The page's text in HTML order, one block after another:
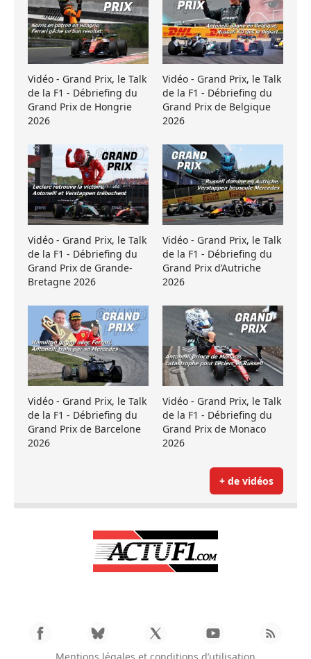
Vidéo - Grand Prix, le Talk
de la F1 - Débriefing du
Grand Prix de Hongrie
2026
Vidéo - Grand Prix, le Talk
de la F1 - Débriefing du
Grand Prix de Belgique
2026
Vidéo - Grand Prix, le Talk
de la F1 - Débriefing du
Grand Prix de Grande-
Bretagne 2026
Vidéo - Grand Prix, le Talk
de la F1 - Débriefing du
Grand Prix d’Autriche
2026
Vidéo - Grand Prix, le Talk
de la F1 - Débriefing du
Grand Prix de Barcelone
2026
Vidéo - Grand Prix, le Talk
de la F1 - Débriefing du
Grand Prix de Monaco
2026
+ de vidéos